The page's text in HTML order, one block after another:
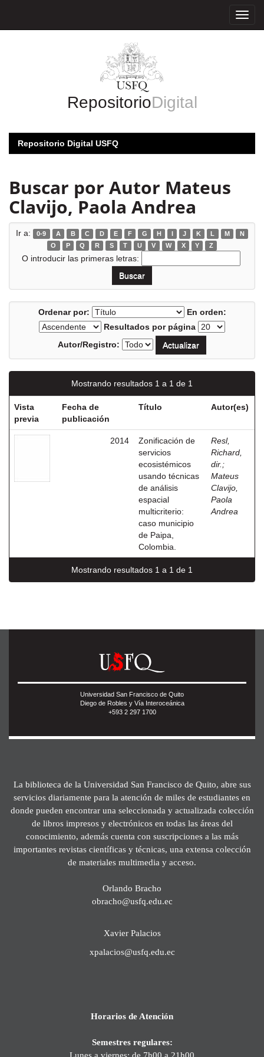
RepositorioDigital
Repositorio Digital USFQ
Buscar por Autor Mateus
Clavijo, Paola Andrea
Ir a: 0-9 A B C D E F G H I J K L M
N
O
P Q R S T U V W X Y Z
O introducir las primeras letras:
Ordenar por:
En orden:
Resultados por página
Autor/Registro:
Mostrando resultados 1 a 1 de 1
Vista
previa
Fecha de
publicación
Título Autor(es)
2014
Zonificación de
servicios
ecosistémicos
usando técnicas
de análisis
espacial
multicriterio:
caso municipio
de Paipa,
Colombia.
Resl,
Richard,
dir. ;
Mateus
Clavijo,
Paola
Andrea
Mostrando resultados 1 a 1 de 1
Universidad San Francisco de Quito
Diego de Robles y Vía Interoceánica
+593 2 297 1700
La biblioteca de la Universidad San Francisco de Quito, abre sus
servicios diariamente para la atención de miles de estudiantes en
donde pueden encontrar una seleccionada y actualizada colección
de libros impresos y electrónicos en todas las áreas del
conocimiento, además cuenta con suscripciones a las más
importantes revistas científicas y técnicas, una extensa colección
de materiales multimedia y acceso.
Orlando Bracho
obracho@usfq.edu.ec
Xavier Palacios
xpalacios@usfq.edu.ec
Horarios de Atención
Semestres regulares:
Lunes a viernes: de 7h00 a 21h00